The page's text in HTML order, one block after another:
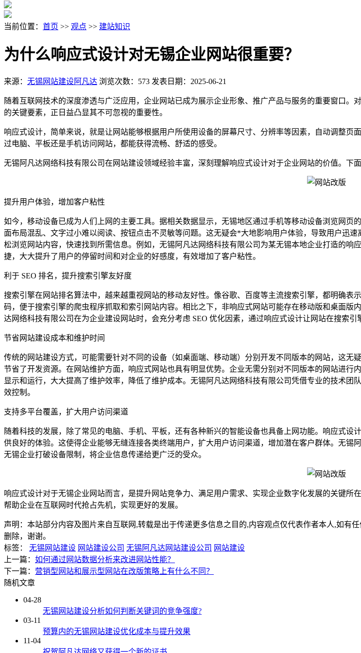
当前位置： 首页 >> 观点 >> 建站知识
为什么响应式设计对无锡企业网站很重要？
来源： 无锡网站建设阿凡达 浏览次数：573 发表日期：2025-06-21
随着互联网技术的深度渗透与广泛应用，企业网站已成为展示企业形象、推广产品与服务的重要窗口
的关键要素，正日益凸显其不可忽视的重要性。
响应式设计，简单来说，就是让网站能够根据用户所使用设备的屏幕尺寸、分辨率等因素，自动调整
过电脑、平板还是手机访问网站，都能获得流畅、舒适的感受。
无锡阿凡达网络科技有限公司在网站建设领域经验丰富，深刻理解响应式设计对于企业网站的价值。下
提升用户体验，增加客户粘性
如今，移动设备已成为人们上网的主要工具。据相关数据显示，无锡地区通过手机等移动设备浏览网
面布局混乱、文字过小难以阅读、按钮点击不灵敏等问题。这无疑会*大地影响用户体验，导致用户迅
松浏览网站内容，快速找到所需信息。例如，无锡阿凡达网络科技有限公司为某无锡本地企业打造的
捷，大大提升了用户的停留时间和对企业的好感度，有效增加了客户粘性。
利于 SEO 排名，提升搜索引擎友好度
搜索引擎在网站排名算法中，越来越重视网站的移动友好性。像谷歌、百度等主流搜索引擎，都明确
码，便于搜索引擎的爬虫程序抓取和索引网站内容。相比之下，非响应式网站可能存在移动版和桌面
达网络科技有限公司在为企业建设网站时，会充分考虑 SEO 优化因素，通过响应式设计让网站在搜索
节省网站建设成本和维护时间
传统的网站建设方式，可能需要针对不同的设备（如桌面端、移动端）分别开发不同版本的网站，这
节省了开发资源。在网站维护方面，响应式网站也具有明显优势。企业无需分别对不同版本的网站进
显示和运行，大大提高了维护效率，降低了维护成本。无锡阿凡达网络科技有限公司凭借专业的技术
效控制。
支持多平台覆盖，扩大用户访问渠道
随着科技的发展，除了常见的电脑、手机、平板，还有各种新兴的智能设备也具备上网功能。响应式
供良好的体验。这使得企业能够无缝连接各类终端用户，扩大用户访问渠道，增加潜在客户群体。无
无锡企业打破设备限制，将企业信息传递给更广泛的受众。
响应式设计对于无锡企业网站而言，是提升网站竞争力、满足用户需求、实现企业数字化发展的关键所
帮助企业在互联网时代抢占先机，实现更好的发展。
声明：本站部分内容及图片来自互联网,转载是出于传递更多信息之目的,内容观点仅代表作者本人,如有
删除，谢谢。
标签：
无锡网站建设 网站建设公司 无锡阿凡达网站建设公司 网站建设
上一篇： 如何通过网站数据分析来改进网站性能？
下一篇： 营销型网站和展示型网站在改版策略上有什么不同？
随机文章
04-28
无锡网站建设分析如何判断关键词的竞争强度?
03-11
预算内的无锡网站建设优化成本与提升效果
11-04